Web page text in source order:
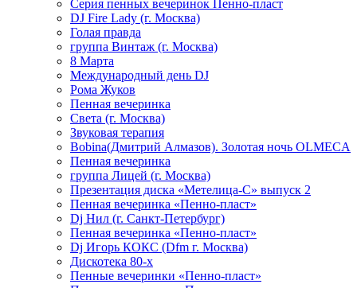
Серия пенных вечеринок Пенно-пласт
DJ Fire Lady (г. Москва)
Голая правда
группа Винтаж (г. Москва)
8 Марта
Международный день DJ
Рома Жуков
Пенная вечеринка
Света (г. Москва)
Звуковая терапия
Bobina(Дмитрий Алмазов). Золотая ночь OLMECA
Пенная вечеринка
группа Лицей (г. Москва)
Презентация диска «Метелица-С» выпуск 2
Пенная вечеринка «Пенно-пласт»
Dj Нил (г. Санкт-Петербург)
Пенная вечеринка «Пенно-пласт»
Dj Игорь КОКС (Dfm г. Москва)
Дискотека 80-х
Пенные вечеринки «Пенно-пласт»